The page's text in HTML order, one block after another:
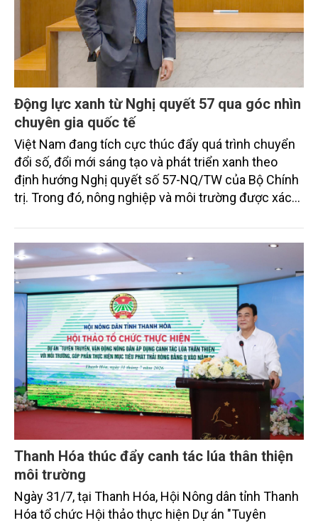
Động lực xanh từ Nghị quyết 57 qua góc nhìn
chuyên gia quốc tế
Việt Nam đang tích cực thúc đẩy quá trình chuyển
đổi số, đổi mới sáng tạo và phát triển xanh theo
định hướng Nghị quyết số 57-NQ/TW của Bộ Chính
trị. Trong đó, nông nghiệp và môi trường được xác
sắc bởi các tiến bộ công nghệ và cam kết bền vững
toàn cầu, đặc biệt là mục tiêu đưa phát thải ròng
bằng 0 (Net-Zero) vào năm 2050.
Thanh Hóa thúc đẩy canh tác lúa thân thiện
môi trường
Ngày 31/7, tại Thanh Hóa, Hội Nông dân tỉnh Thanh
Hóa tổ chức Hội thảo thực hiện Dự án "Tuyên